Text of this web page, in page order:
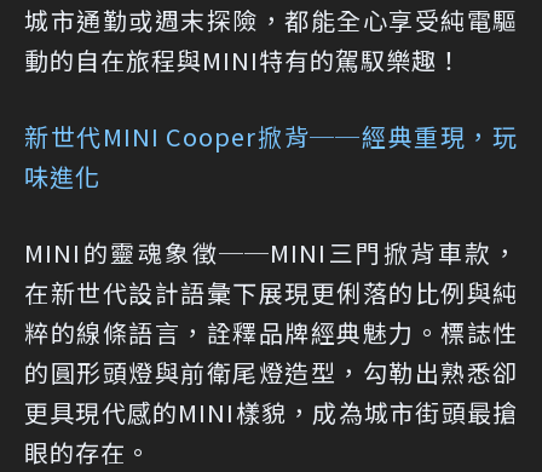
城市通勤或週末探險，都能全心享受純電驅
動的自在旅程與MINI特有的駕馭樂趣！
新世代MINI Cooper掀背──經典重現，玩
味進化
MINI的靈魂象徵──MINI三門掀背車款，
在新世代設計語彙下展現更俐落的比例與純
粹的線條語言，詮釋品牌經典魅力。標誌性
的圓形頭燈與前衛尾燈造型，勾勒出熟悉卻
更具現代感的MINI樣貌，成為城市街頭最搶
眼的存在。